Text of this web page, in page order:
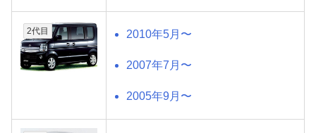
2代目 2010年5月〜
2007年7月〜
2005年9月〜